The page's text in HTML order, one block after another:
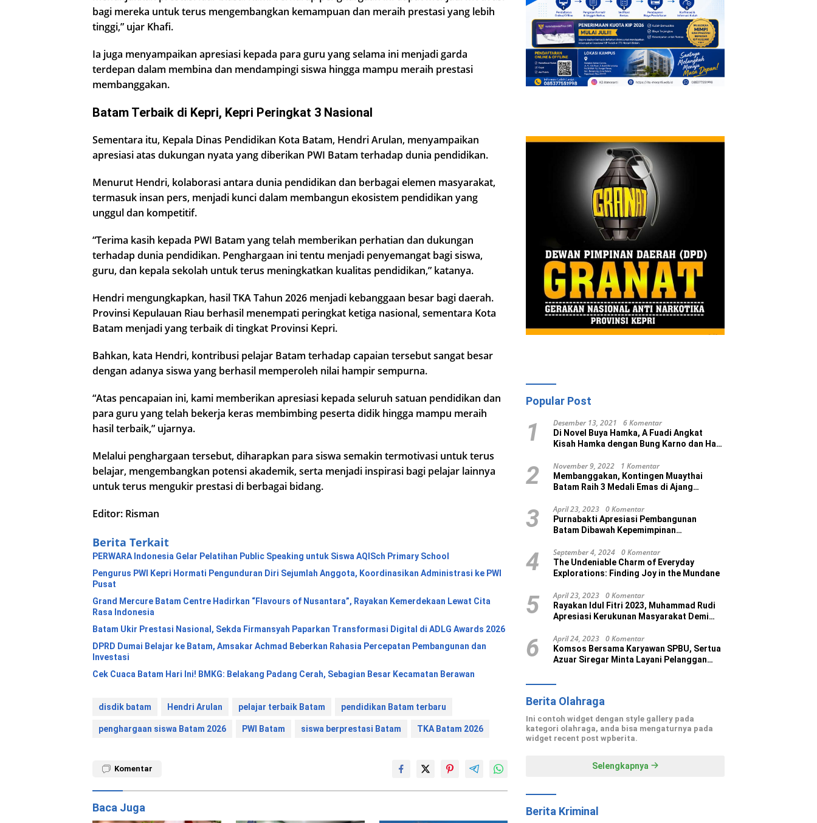
bagi mereka untuk terus mengembangkan kemampuan dan meraih prestasi yang lebih
tinggi,” ujar Khafi.
Ia juga menyampaikan apresiasi kepada para guru yang selama ini menjadi garda
terdepan dalam membina dan mendampingi siswa hingga mampu meraih prestasi
membanggakan.
Batam Terbaik di Kepri, Kepri Peringkat 3 Nasional
Sementara itu, Kepala Dinas Pendidikan Kota Batam, Hendri Arulan, menyampaikan
apresiasi atas dukungan nyata yang diberikan PWI Batam terhadap dunia pendidikan.
Menurut Hendri, kolaborasi antara dunia pendidikan dan berbagai elemen masyarakat,
termasuk insan pers, menjadi kunci dalam membangun ekosistem pendidikan yang
unggul dan kompetitif.
“Terima kasih kepada PWI Batam yang telah memberikan perhatian dan dukungan
terhadap dunia pendidikan. Penghargaan ini tentu menjadi penyemangat bagi siswa,
guru, dan kepala sekolah untuk terus meningkatkan kualitas pendidikan,” katanya.
Hendri mengungkapkan, hasil TKA Tahun 2026 menjadi kebanggaan besar bagi daerah.
Provinsi Kepulauan Riau berhasil menempati peringkat ketiga nasional, sementara Kota
Batam menjadi yang terbaik di tingkat Provinsi Kepri.
Bahkan, kata Hendri, kontribusi pelajar Batam terhadap capaian tersebut sangat besar
dengan adanya siswa yang berhasil memperoleh nilai hampir sempurna.
“Atas pencapaian ini, kami memberikan apresiasi kepada seluruh satuan pendidikan dan
para guru yang telah bekerja keras membimbing peserta didik hingga mampu meraih
hasil terbaik,” ujarnya.
Melalui penghargaan tersebut, diharapkan para siswa semakin termotivasi untuk terus
belajar, mengembangkan potensi akademik, serta menjadi inspirasi bagi pelajar lainnya
untuk terus mengukir prestasi di berbagai bidang.
Editor: Risman
Berita Terkait
PERWARA Indonesia Gelar Pelatihan Public Speaking untuk Siswa AQISch Primary School
Pengurus PWI Kepri Hormati Pengunduran Diri Sejumlah Anggota, Koordinasikan Administrasi ke PWI
Pusat
Grand Mercure Batam Centre Hadirkan “Flavours of Nusantara”, Rayakan Kemerdekaan Lewat Cita
Rasa Indonesia
Batam Ukir Prestasi Nasional, Sekda Firmansyah Paparkan Transformasi Digital di ADLG Awards 2026
DPRD Dumai Belajar ke Batam, Amsakar Achmad Beberkan Rahasia Percepatan Pembangunan dan
Investasi
Cek Cuaca Batam Hari Ini! BMKG: Belakang Padang Cerah, Sebagian Besar Kecamatan Berawan
disdik batam Hendri Arulan pelajar terbaik Batam pendidikan Batam terbaru
penghargaan siswa Batam 2026 PWI Batam siswa berprestasi Batam TKA Batam 2026
Komentar
Baca Juga
Popular Post
1 Desember 13, 2021 6 Komentar
Di Novel Buya Hamka, A Fuadi Angkat
Kisah Hamka dengan Bung Karno dan Haji
2 November 9, 2022 1 Komentar
Membanggakan, Kontingen Muaythai
Batam Raih 3 Medali Emas di Ajang
3 April 23, 2023 0 Komentar
Purnabakti Apresiasi Pembangunan
Batam Dibawah Kepemimpinan
4 September 4, 2024 0 Komentar
The Undeniable Charm of Everyday
Explorations: Finding Joy in the Mundane
5 April 23, 2023 0 Komentar
Rayakan Idul Fitri 2023, Muhammad Rudi
Apresiasi Kerukunan Masyarakat Demi
6 April 24, 2023 0 Komentar
Komsos Bersama Karyawan SPBU, Sertua
Azuar Siregar Minta Layani Pelanggan
Berita Olahraga
Ini contoh widget dengan style gallery pada
kategori olahraga, anda bisa mengaturnya pada
widget recent post wpberita.
Selengkapnya
Berita Kriminal